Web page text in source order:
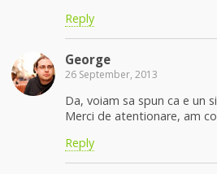
Reply
George
26 September, 2013
Da, voiam sa spun ca e un
Merci de atentionare, am
Reply